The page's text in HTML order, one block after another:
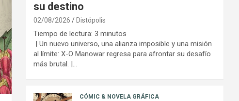
su destino
02/08/2026 Distópolis
Tiempo de lectura: 3 minutos
| Un nuevo universo, una alianza imposible y una misión
al límite: X-O Manowar regresa para afrontar su desafío
más brutal. |…
CÓMIC & NOVELA GRÁFICA